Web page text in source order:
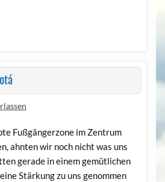
Fußgängerzone im Zentrum
ahnten wir noch nicht was uns
gerade in einem gemütlichen
Stärkung zu uns genommen